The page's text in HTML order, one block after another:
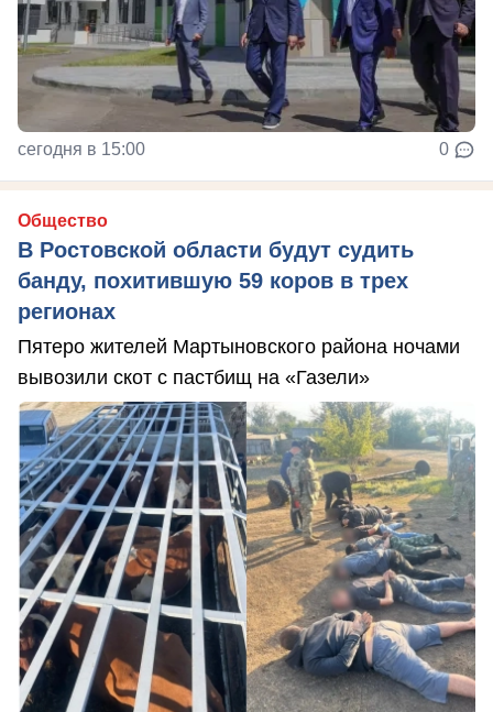
сегодня в 15:00 0
Общество
В Ростовской области будут судить
банду, похитившую 59 коров в трех
регионах
Пятеро жителей Мартыновского района ночами
вывозили скот с пастбищ на «Газели»